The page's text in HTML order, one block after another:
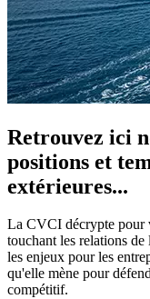
Retrouvez ici
positions et
extérieures...
La CVCI décrypte pour
touchant les relations de
les enjeux pour les
qu'elle mène pour
compétitif.